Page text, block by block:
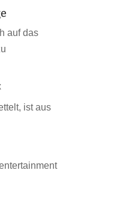
auf das
ist aus